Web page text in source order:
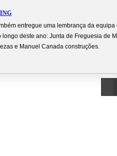
entregue uma lembrança da
deste ano: Junta de Freguesia de
e Manuel Canada construções.